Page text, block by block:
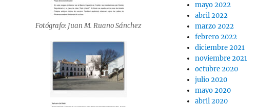
Fotógrafo: Juan M. Ruano Sánchez
mayo 2022
abril 2022
marzo 2022
febrero 2022
diciembre 2021
noviembre 2021
octubre 2020
julio 2020
mayo 2020
abril 2020